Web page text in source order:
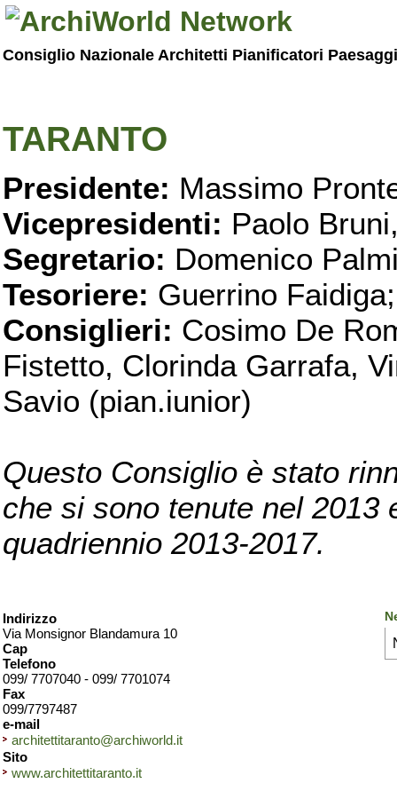
Consiglio Nazionale Architetti Pianificatori
TARANTO
Presidente: Massimo
Vicepresidenti: Paolo
Segretario: Domenico
Tesoriere: Guerrino Faidiga;
Consiglieri: Cosimo De
Fistetto, Clorinda Garrafa,
Savio (pian.iunior)
Questo Consiglio è stato
che si sono tenute nel 2013
quadriennio 2013-2017.
Indirizzo
Via Monsignor Blandamura 10
Cap
Telefono
099/ 7707040 - 099/ 7701074
Fax
099/7797487
e-mail
architettitaranto@archiworld.it
Sito
www.architettitaranto.it